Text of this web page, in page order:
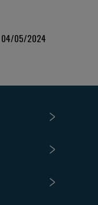
04/05/2024